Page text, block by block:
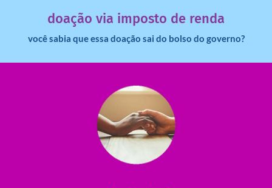
doação via imposto de renda
você sabia que essa doação sai do bolso do governo?
ajudar com certos assuntos. Entre em contato conosco e
saiba como nos ajudar.
saiba mais